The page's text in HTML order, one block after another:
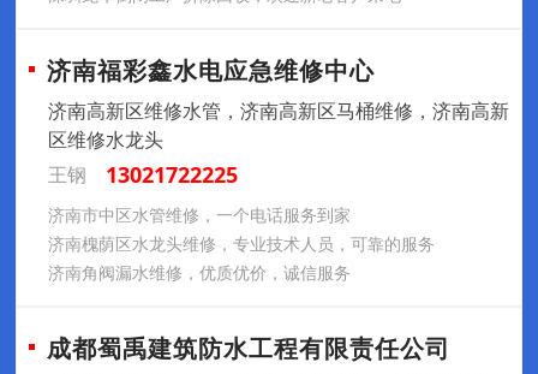
济南福彩鑫水电应急维修中心
济南高新区维修水管，济南高新区马桶维修，济南高新
区维修水龙头
王钢
13021722225
济南市中区水管维修，一个电话服务到家
济南槐荫区水龙头维修，专业技术人员，可靠的服务
济南角阀漏水维修，优质优价，诚信服务
成都蜀禹建筑防水工程有限责任公司